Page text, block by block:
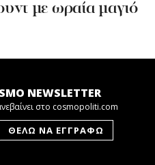
με ωραία μαγιό
NEWSLETTER
στο cosmopoliti.com